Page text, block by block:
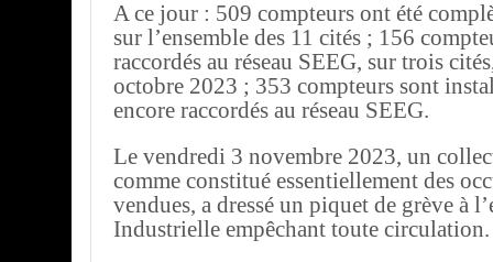
A ce jour : 509 compteurs ont été
sur l’ensemble des 11 cités ; 156
raccordés au réseau SEEG, sur trois
octobre 2023 ; 353 compteurs sont
encore raccordés au réseau SEEG.
Le vendredi 3 novembre 2023, un
comme constitué essentiellement des
vendues, a dressé un piquet de grève à
Industrielle empêchant toute circulation.